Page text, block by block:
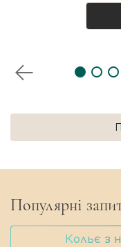
таке чокер
носити? Розбираємося
Популярні
Кольє з